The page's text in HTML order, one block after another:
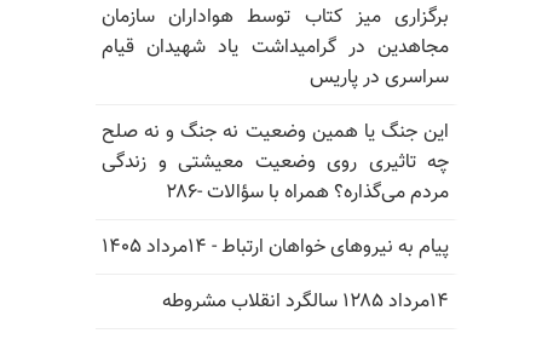
برگزاری میز کتاب توسط هواداران سازمان
مجاهدین در گرامیداشت یاد شهیدان قیام
سراسری در پاریس
این جنگ یا همین وضعیت نه جنگ و نه صلح
چه تاثیری روی وضعیت معیشتی و زندگی
مردم می‌گذاره؟ همراه با سؤالات -۲۸۶
پیام به نیروهای خواهان ارتباط - ۱۴مرداد ۱۴۰۵
۱۴مرداد ۱۲۸۵ سالگرد انقلاب مشروطه